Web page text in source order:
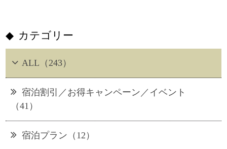
カテゴリー
ALL（243）
宿泊割引／お得キャンペーン／イベント
（41）
宿泊プラン（12）